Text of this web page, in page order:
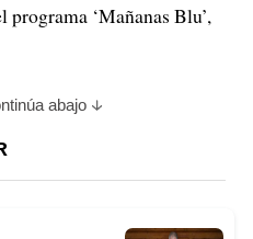
programa ‘Mañanas Blu’,
abajo